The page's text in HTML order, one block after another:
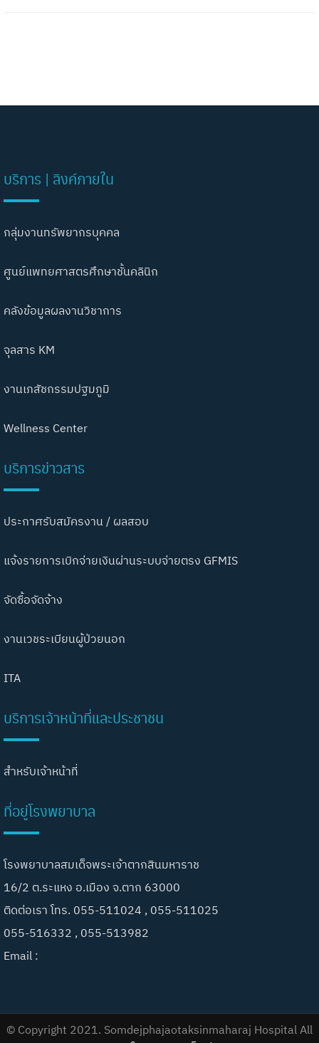
บริการ | ลิงค์ภายใน
กลุ่มงานทรัพยากรบุคคล
ศูนย์แพทยศาสตรศึกษาชั้นคลินิก
คลังข้อมูลผลงานวิชาการ
จุลสาร KM
งานเภสัชกรรมปฐมภูมิ
Wellness Center
บริการข่าวสาร
ประกาศรับสมัครงาน / ผลสอบ
แจ้งรายการเบิกจ่ายเงินผ่านระบบจ่ายตรง GFMIS
จัดซื้อจัดจ้าง
งานเวชระเบียนผู้ป่วยนอก
ITA
บริการเจ้าหน้าที่และประชาชน
สำหรับเจ้าหน้าที่
ที่อยู่โรงพยาบาล
โรงพยาบาลสมเด็จพระเจ้าตากสินมหาราช
16/2 ต.ระแหง อ.เมือง จ.ตาก 63000
ติดต่อเรา โทร. 055-511024 , 055-511025
055-516332 , 055-513982
Email :
© Copyright 2021. Somdejphajaotaksinmaharaj Hospital All